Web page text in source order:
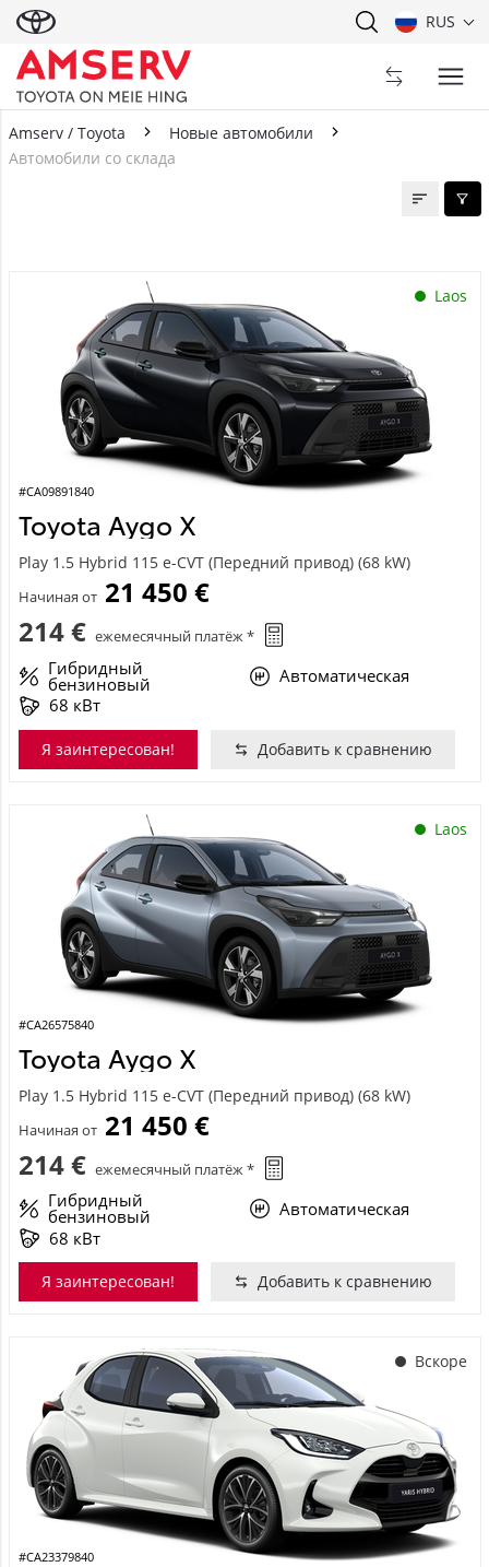
RUS
Amserv / Toyota
Новые автомобили
Автомобили со склада
Laos
#CA09891840
Toyota Aygo X
Play 1.5 Hybrid 115 e-CVT (Передний привод) (68 kW)
Начиная от 21 450 €
214 € ежемесячный платёж *
Гибридный
бензиновый
Автоматическая
68 кВт
Я заинтересован! Добавить к сравнению
Laos
#CA26575840
Toyota Aygo X
Play 1.5 Hybrid 115 e-CVT (Передний привод) (68 kW)
Начиная от 21 450 €
214 € ежемесячный платёж *
Гибридный
бензиновый
Автоматическая
68 кВт
Я заинтересован! Добавить к сравнению
Вскоре
#CA23379840